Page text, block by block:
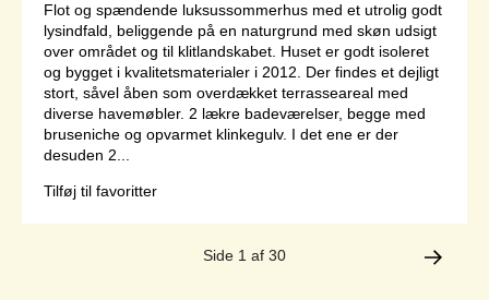
Flot og spændende luksussommerhus med et utrolig godt
lysindfald, beliggende på en naturgrund med skøn udsigt
over området og til klitlandskabet. Huset er godt isoleret
og bygget i kvalitetsmaterialer i 2012. Der findes et dejligt
stort, såvel åben som overdækket terrasseareal med
diverse havemøbler. 2 lækre badeværelser, begge med
bruseniche og opvarmet klinkegulv. I det ene er der
desuden 2...
Tilføj til favoritter
Side 1 af 30